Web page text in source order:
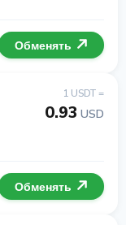
Обменять
1 USDT =
0.93 USD
Обменять